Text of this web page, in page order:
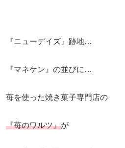
『ニューデイズ』跡地…
『マネケン』の並びに…
苺を使った焼き菓子専門店の
『苺のワルツ』が